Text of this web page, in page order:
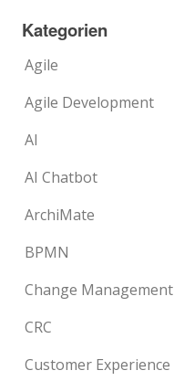
Kategorien
Agile
Agile Development
AI
AI Chatbot
ArchiMate
BPMN
Change Management
CRC
Customer Experience